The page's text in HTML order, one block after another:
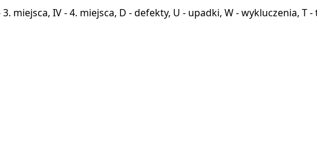
miejsca, IV - 4. miejsca, D - defekty, U - upadki, W - wykluczenia, T